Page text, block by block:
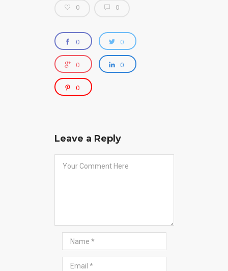
0 0
0 0
0 0
0
Leave a Reply